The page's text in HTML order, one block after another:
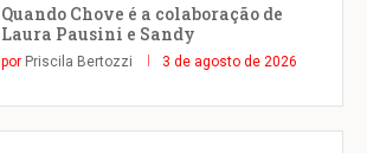
Quando Chove é a colaboração de
Laura Pausini e Sandy
por Priscila Bertozzi 3 de agosto de 2026